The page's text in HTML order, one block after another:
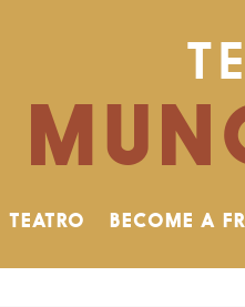
TEATRO BECOME A